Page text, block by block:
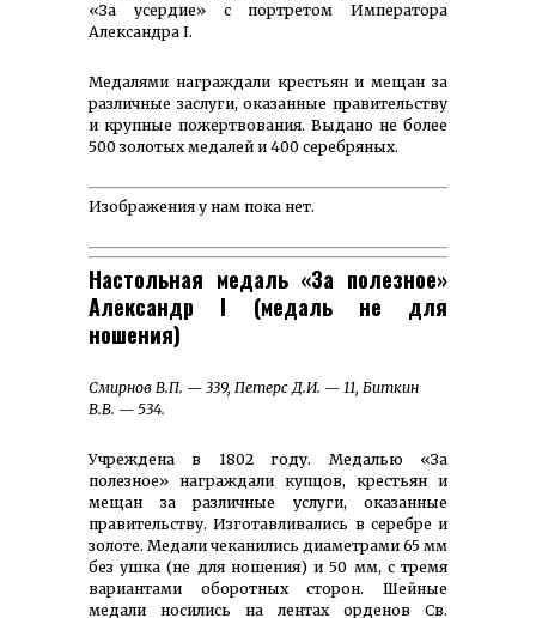
«За усердие» с портретом Императора
Александра I.
Медалями награждали крестьян и мещан за
различные заслуги, оказанные правительству
и крупные пожертвования. Выдано не более
500 золотых медалей и 400 серебряных.
Изображения у нам пока нет.
Настольная медаль «За полезное»
Александр I (медаль не для
ношения)
Смирнов В.П. — 339, Петерс Д.И. — 11, Биткин
В.В. — 534.
Учреждена в 1802 году. Медалью «За
полезное» награждали купцов, крестьян и
мещан за различные услуги, оказанные
правительству. Изготавливались в серебре и
золоте. Медали чеканились диаметрами 65 мм
без ушка (не для ношения) и 50 мм, с тремя
вариантами оборотных сторон. Шейные
медали носились на лентах орденов Св.